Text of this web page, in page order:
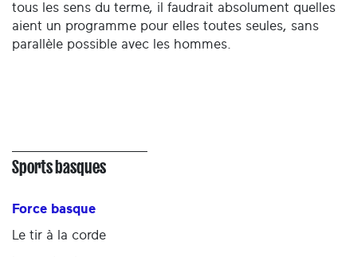
tous les sens du terme, il faudrait absolument quelles
aient un programme pour elles toutes seules, sans
parallèle possible avec les hommes.
Sports basques
Force basque
Le tir à la corde